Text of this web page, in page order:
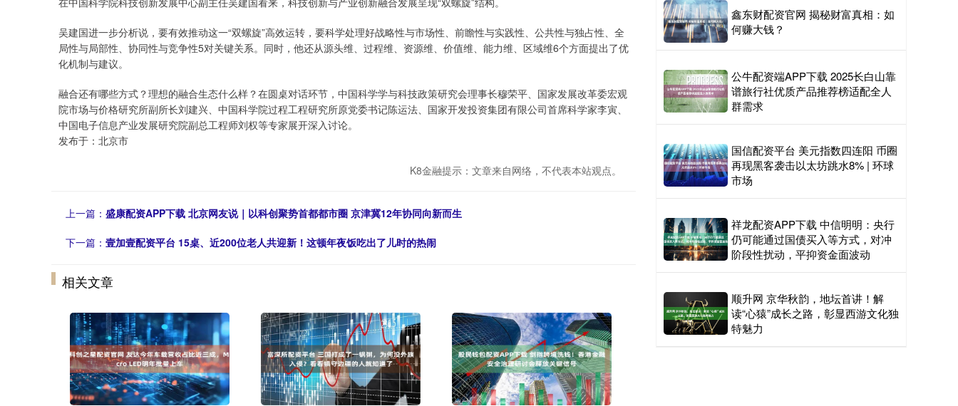
吴建国进一步分析说，要有效推动这一“双螺旋”高效运转，要科学处理好战略性与市场性、前瞻性与实践性、公共性与独占性、全
局性与局部性、协同性与竞争性5对关键关系。同时，他还从源头维、过程维、资源维、价值维、能力维、区域维6个方面提出了优
化机制与建议。
融合还有哪些方式？理想的融合生态什么样？在圆桌对话环节，中国科学学与科技政策研究会理事长穆荣平、国家发展改革委宏观
院市场与价格研究所副所长刘建兴、中国科学院过程工程研究所原党委书记陈运法、国家开发投资集团有限公司首席科学家李寅、
中国电子信息产业发展研究院副总工程师刘权等专家展开深入讨论。
发布于：北京市
K8金融提示：文章来自网络，不代表本站观点。
上一篇： 盛康配资APP下载 北京网友说｜以科创聚势首都都市圈 京津冀12年协同向新而生
下一篇： 壹加壹配资平台 15桌、近200位老人共迎新！这顿年夜饭吃出了儿时的热闹
相关文章
鑫东财配资官网 揭秘财富真相：如
何赚大钱？
公牛配资端APP下载 2025长白山靠
谱旅行社优质产品推荐榜适配全人
群需求
国信配资平台 美元指数四连阳 币圈
再现黑客袭击以太坊跳水8% | 环球
市场
祥龙配资APP下载 中信明明：央行
仍可能通过国债买入等方式，对冲
阶段性扰动，平抑资金面波动
顺升网 京华秋韵，地坛首讲！解
读“心猿”成长之路，彰显西游文化独
特魅力